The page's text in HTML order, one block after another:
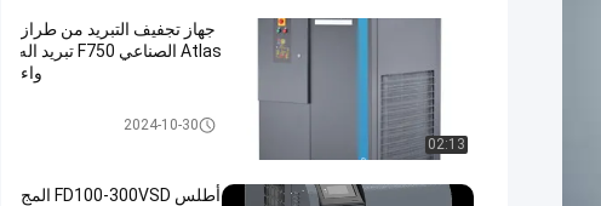
02:13
جهاز تجفيف التبريد من طراز
Atlas الصناعي F750 تبريد اله
واء
مجففات الهواء المضغوط
2024-10-30
أطلس FD100-300VSD المج